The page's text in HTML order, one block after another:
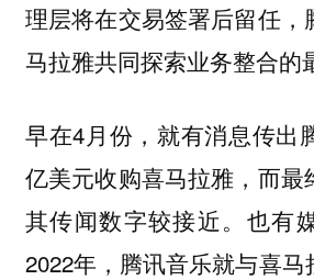
理层将在交易签署后留任，
马拉雅共同探索业务整合的
早在4月份，就有消息传出
亿美元收购喜马拉雅，而最
其传闻数字较接近。也有
2022年，腾讯音乐就与喜马